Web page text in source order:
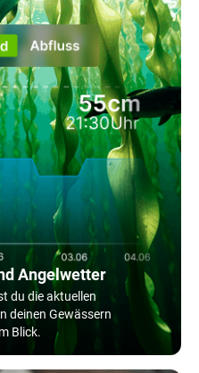
Angelwetter
du die aktuellen
deinen Gewässern
Blick.